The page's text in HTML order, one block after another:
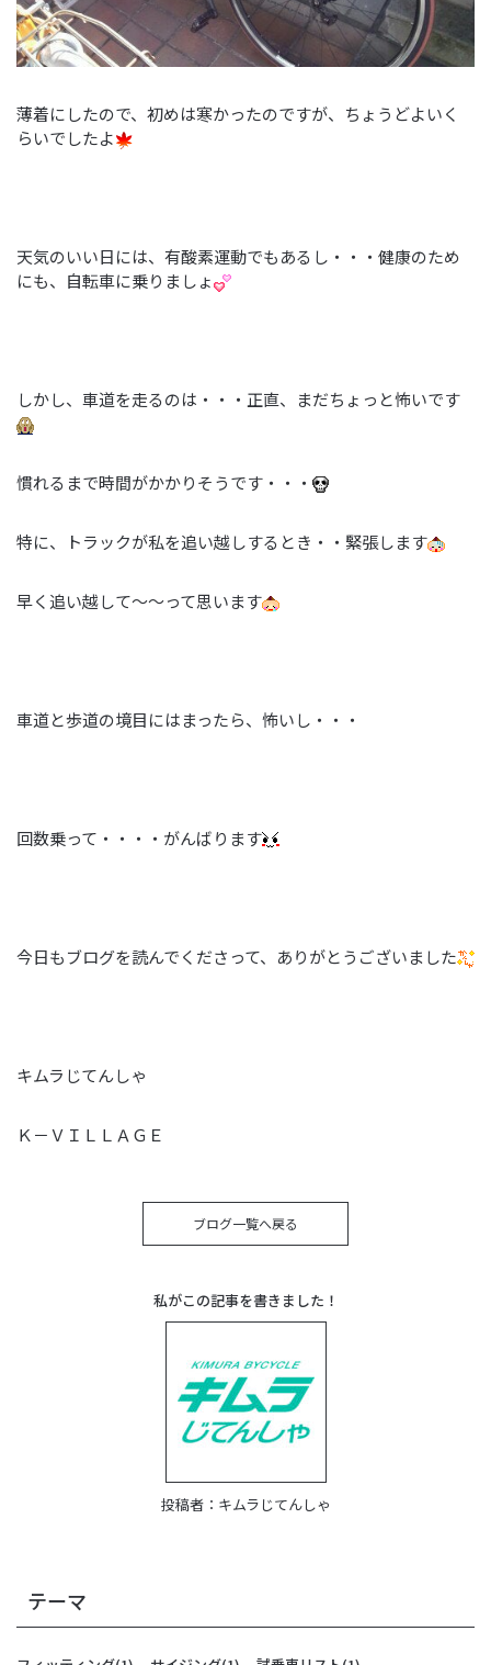
薄着にしたので、初めは寒かったのですが、ちょうどよいく
らいでしたよ
天気のいい日には、有酸素運動でもあるし・・・健康のため
にも、自転車に乗りましょ
しかし、車道を走るのは・・・正直、まだちょっと怖いです
慣れるまで時間がかかりそうです・・・
特に、トラックが私を追い越しするとき・・緊張します
早く追い越して～～って思います
車道と歩道の境目にはまったら、怖いし・・・
回数乗って・・・・がんばります
今日もブログを読んでくださって、ありがとうございました
キムラじてんしゃ
Ｋ－ＶＩＬＬＡＧＥ
ブログ一覧へ戻る
私がこの記事を書きました！
投稿者： キムラじてんしゃ
テーマ